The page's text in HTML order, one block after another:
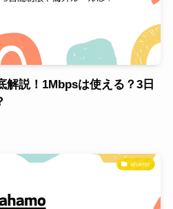
解説！1Mbpsは使える？3日
ahamo